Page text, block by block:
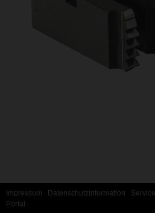
Impressum Datenschutzinformation
Portal